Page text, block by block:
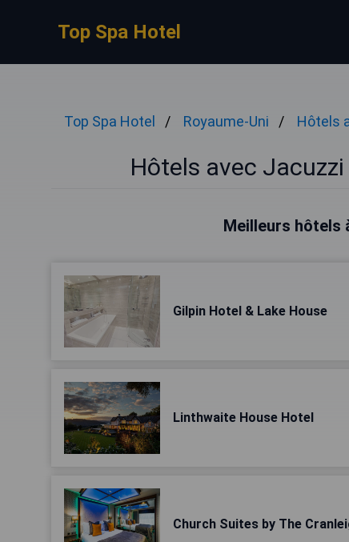
Top Spa Hotel
Top Spa Hotel Royaume-Uni Hôtels
Hôtels avec
Meilleurs hôtels
Gilpin Hotel & Lake House
Linthwaite House Hotel
Church Suites by The